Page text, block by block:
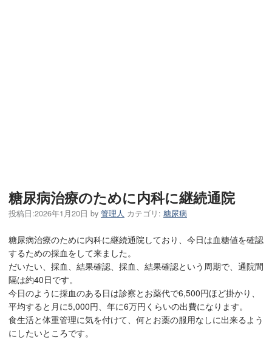
糖尿病治療のために内科に継続通院
投稿日:2026年1月20日 by 管理人 カテゴリ: 糖尿病
糖尿病治療のために内科に継続通院しており、今日は血糖値を確認
するための採血をして来ました。
だいたい、採血、結果確認、採血、結果確認という周期で、通院間
隔は約40日です。
今日のように採血のある日は診察とお薬代で6,500円ほど掛かり、
平均すると月に5,000円、年に6万円くらいの出費になります。
食生活と体重管理に気を付けて、何とお薬の服用なしに出来るよう
にしたいところです。